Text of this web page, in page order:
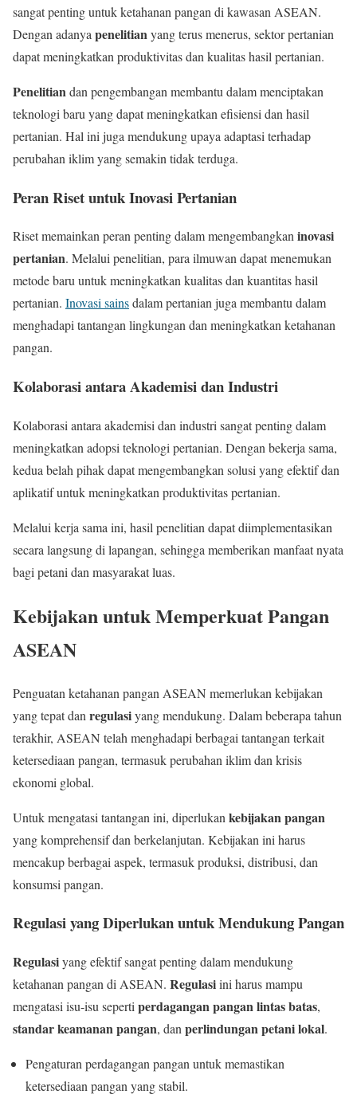
sangat penting untuk ketahanan pangan di kawasan ASEAN.
Dengan adanya penelitianyang terus menerus, sektor pertanian
dapat meningkatkan produktivitas dan kualitas hasil pertanian.
Penelitiandan pengembangan membantu dalam menciptakan
teknologi baru yang dapat meningkatkan efisiensi dan hasil
pertanian. Hal ini juga mendukung upaya adaptasi terhadap
perubahan iklim yang semakin tidak terduga.
Peran Riset untuk Inovasi Pertanian
Riset memainkan peran penting dalam mengembangkaninovasi
pertanian. Melalui penelitian, para ilmuwan dapat menemukan
metode baru untuk meningkatkan kualitas dan kuantitas hasil
pertanian. Inovasi sainsdalam pertanian juga membantu dalam
menghadapi tantangan lingkungan dan meningkatkan ketahanan
pangan.
Kolaborasi antara Akademisi dan Industri
Kolaborasi antara akademisi dan industri sangat penting dalam
meningkatkan adopsi teknologi pertanian. Dengan bekerja sama,
kedua belah pihak dapat mengembangkan solusi yang efektif dan
aplikatif untuk meningkatkan produktivitas pertanian.
Melalui kerja sama ini, hasil penelitian dapat diimplementasikan
secara langsung di lapangan, sehingga memberikan manfaat nyata
bagi petani dan masyarakat luas.
Kebijakan untuk Memperkuat Pangan
ASEAN
Penguatan ketahanan pangan ASEAN memerlukan kebijakan
yang tepat dan regulasiyang mendukung. Dalam beberapa tahun
terakhir, ASEAN telah menghadapi berbagai tantangan terkait
ketersediaan pangan, termasuk perubahan iklim dan krisis
ekonomi global.
Untuk mengatasi tantangan ini, diperlukan kebijakan pangan
yang komprehensif dan berkelanjutan. Kebijakan ini harus
mencakup berbagai aspek, termasuk produksi, distribusi, dan
konsumsi pangan.
Regulasi yang Diperlukan untuk Mendukung Pangan
Regulasiyang efektif sangat penting dalam mendukung
ketahanan pangan di ASEAN. Regulasiini harus mampu
mengatasi isu-isu seperti perdagangan pangan lintas batas,
standar keamanan pangan, dan perlindungan petani lokal.
Pengaturan perdagangan pangan untuk memastikan
ketersediaan pangan yang stabil.